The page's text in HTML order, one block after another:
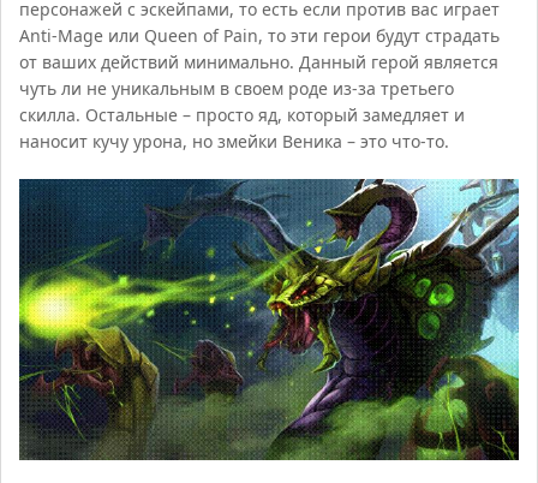
персонажей с эскейпами, то есть если против вас играет
Anti-Mage или Queen of Pain, то эти герои будут страдать
от ваших действий минимально. Данный герой является
чуть ли не уникальным в своем роде из-за третьего
скилла. Остальные – просто яд, который замедляет и
наносит кучу урона, но змейки Веника – это что-то.